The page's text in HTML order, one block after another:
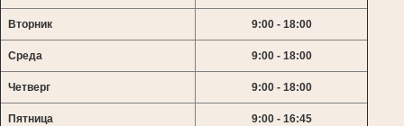
Вторник 9:00 - 18:00
Среда 9:00 - 18:00
Четверг 9:00 - 18:00
Пятница 9:00 - 16:45